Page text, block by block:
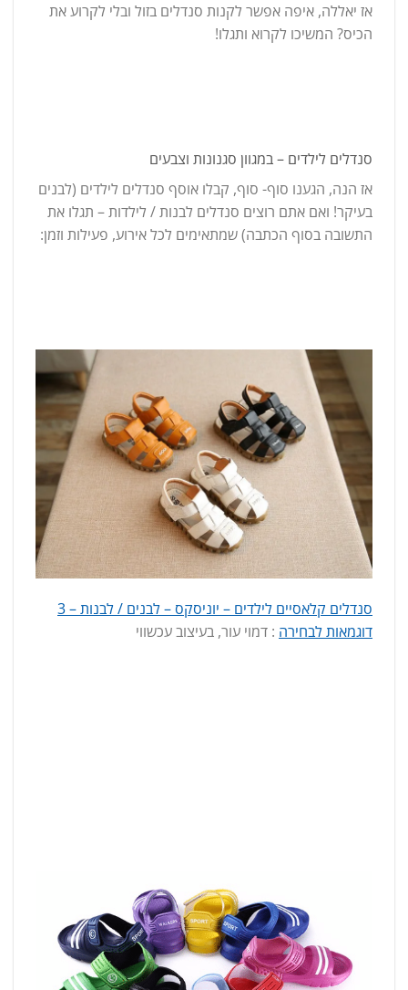
אז יאללה, איפה אפשר לקנות סנדלים בזול ובלי לקרוע את
הכיס? המשיכו לקרוא ותגלו!
סנדלים לילדים – במגוון סגנונות וצבעים
אז הנה, הגענו סוף- סוף, קבלו אוסף סנדלים לילדים (לבנים
בעיקר! ואם אתם רוצים סנדלים לבנות / לילדות – תגלו את
התשובה בסוף הכתבה) שמתאימים לכל אירוע, פעילות וזמן:
סנדלים קלאסיים לילדים – יוניסקס – לבנים / לבנות – 3
דוגמאות לבחירה : דמוי עור, בעיצוב עכשווי